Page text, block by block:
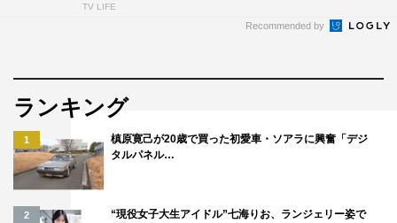
TV LIFE
Recommended by
ランキング
1
槙原寛己が20歳で買った初愛車・ソアラに興奮「デジ
タルパネル…
2
“現役女子大生アイドル”七海りお、ランジェリー姿で